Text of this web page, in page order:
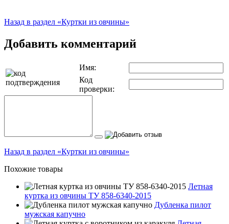
Назад в раздел «Куртки из овчины»
Добавить комментарий
Имя:
Код
проверки:
Назад в раздел «Куртки из овчины»
Похожие товары
Летная
куртка из овчины ТУ 858-6340-2015
Дубленка пилот
мужская капучно